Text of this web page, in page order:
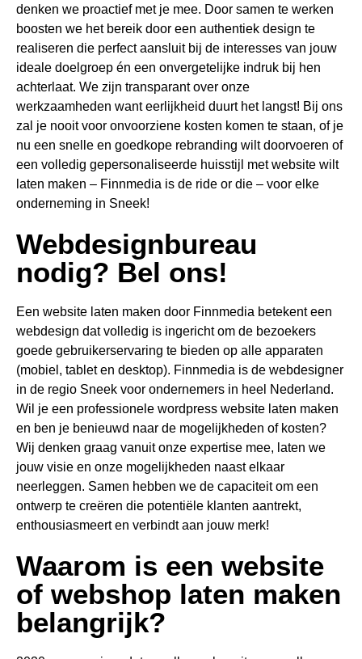
denken we proactief met je mee. Door samen te werken
boosten we het bereik door een authentiek design te
realiseren die perfect aansluit bij de interesses van jouw
ideale doelgroep én een onvergetelijke indruk bij hen
achterlaat. We zijn transparant over onze
werkzaamheden want eerlijkheid duurt het langst! Bij ons
zal je nooit voor onvoorziene kosten komen te staan, of je
nu een snelle en goedkope rebranding wilt doorvoeren of
een volledig gepersonaliseerde huisstijl met website wilt
laten maken – Finnmedia is de ride or die – voor elke
onderneming in Sneek!
Webdesignbureau
nodig? Bel ons!
Een website laten maken door Finnmedia betekent een
webdesign dat volledig is ingericht om de bezoekers
goede gebruikerservaring te bieden op alle apparaten
(mobiel, tablet en desktop). Finnmedia is de webdesigner
in de regio Sneek voor ondernemers in heel Nederland.
Wil je een professionele wordpress website laten maken
en ben je benieuwd naar de mogelijkheden of kosten?
Wij denken graag vanuit onze expertise mee, laten we
jouw visie en onze mogelijkheden naast elkaar
neerleggen. Samen hebben we de capaciteit om een
ontwerp te creëren die potentiële klanten aantrekt,
enthousiasmeert en verbindt aan jouw merk!
Waarom is een website
of webshop laten maken
belangrijk?